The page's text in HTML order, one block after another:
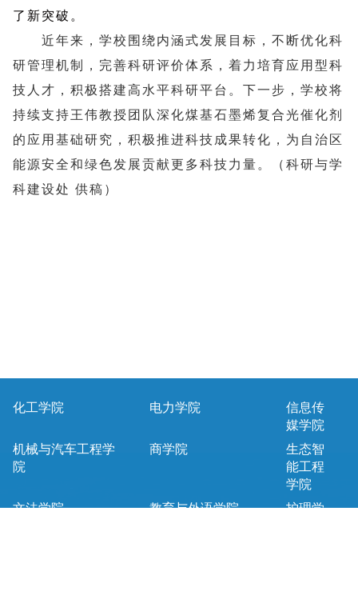
了新突破。
近年来，学校围绕内涵式发展目标，不断优化科
研管理机制，完善科研评价体系，着力培育应用型科
技人才，积极搭建高水平科研平台。下一步，学校将
持续支持王伟教授团队深化煤基石墨烯复合光催化剂
的应用基础研究，积极推进科技成果转化，为自治区
能源安全和绿色发展贡献更多科技力量。（科研与学
科建设处 供稿）
化工学院 电力学院
信息传
媒学院
机械与汽车工程学
院
商学院
生态智
能工程
学院
文法学院
教育与外语学院
护理学